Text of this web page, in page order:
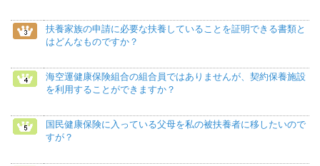
扶養家族の申請に必要な扶養していることを証明できる書類と
はどんなものですか？
海空運健康保険組合の組合員ではありませんが、契約保養施設
を利用することができますか？
国民健康保険に入っている父母を私の被扶養者に移したいので
すが？